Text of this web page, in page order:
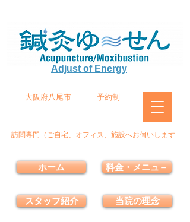
Adjust of Energy
大阪府八尾市 予約制
訪問専門（ご自宅、オフィス、施設へお伺いします
ホーム
スタッフ紹介
料金・メニュ－
当院の理念